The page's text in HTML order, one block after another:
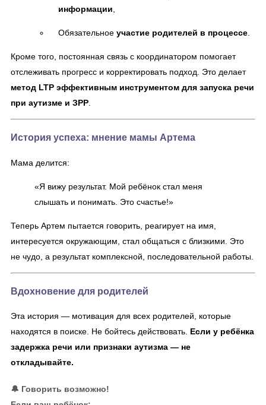
информации
Обязательное участие родителей в процессе
Кроме того, постоянная связь с координатором помогает
отслеживать прогресс и корректировать подход. Это делает
метод LTP эффективным инструментом для запуска речи
при аутизме и ЗРР
История успеха: мнение мамы Артема
Мама делится:
«Я вижу результат. Мой ребёнок стал меня
слышать и понимать. Это счастье!»
Теперь Артем пытается говорить, реагирует на имя,
интересуется окружающим, стал общаться с близкими. Это
не чудо, а результат комплексной, последовательной работы.
Вдохновение для родителей
Эта история — мотивация для всех родителей, которые
находятся в поиске. Не бойтесь действовать. Если у ребёнка
задержка речи или признаки аутизма — не
откладывайте.
🔔 Говорить возможно!